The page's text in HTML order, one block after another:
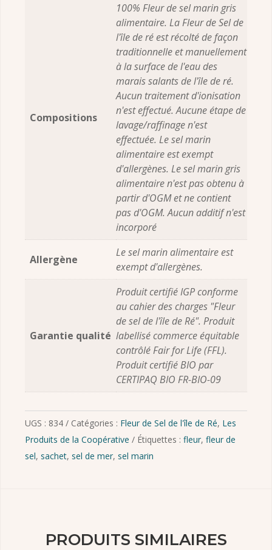
Compositions
100% Fleur de sel marin gris
alimentaire. La Fleur de Sel de
l'île de ré est récolté de façon
traditionnelle et manuellement
à la surface de l'eau des
marais salants de l'île de ré.
Aucun traitement d'ionisation
n'est effectué. Aucune étape de
lavage/raffinage n'est
effectuée. Le sel marin
alimentaire est exempt
d'allergènes. Le sel marin gris
alimentaire n'est pas obtenu à
partir d'OGM et ne contient
pas d'OGM. Aucun additif n'est
incorporé
Allergène
Le sel marin alimentaire est
exempt d'allergènes.
Garantie qualité
Produit certifié IGP conforme
au cahier des charges "Fleur
de sel de l'île de Ré". Produit
labellisé commerce équitable
contrôlé Fair for Life (FFL).
Produit certifié BIO par
CERTIPAQ BIO FR-BIO-09
UGS : 834 Catégories : Fleur de Sel de l'île de Ré, Les
Produits de la Coopérative
Étiquettes : fleur, fleur de
sel, sachet, sel de mer, sel marin
PRODUITS SIMILAIRES